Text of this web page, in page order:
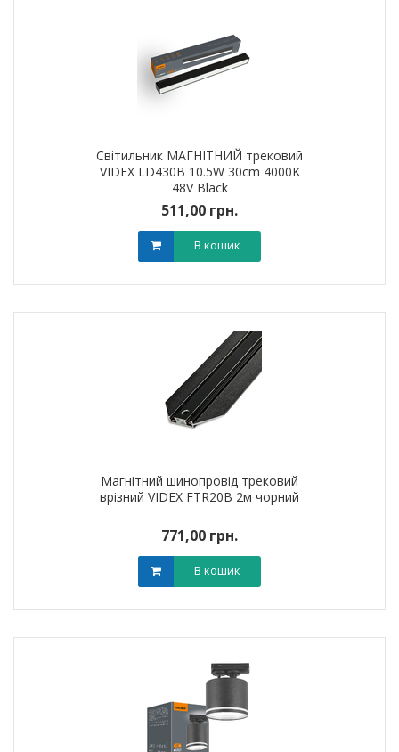
Світильник МАГНІТНИЙ трековий
VIDEX LD430B 10.5W 30cm 4000K
48V Black
511,00 грн.
В кошик
Магнітний шинопровід трековий
врізний VIDEX FTR20B 2м чорний
771,00 грн.
В кошик